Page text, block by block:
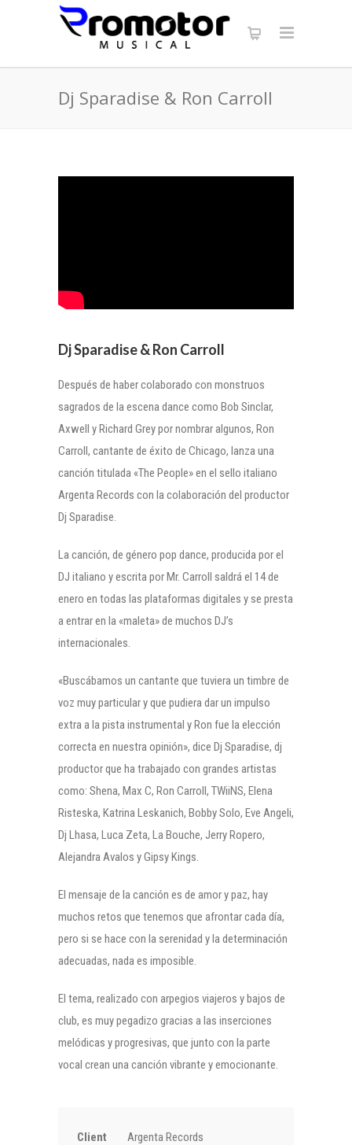
Dj Sparadise & Ron Carroll
Dj Sparadise & Ron Carroll
Después de haber colaborado con monstruos
sagrados de la escena dance como Bob Sinclar,
Axwell y Richard Grey por nombrar algunos, Ron
Carroll, cantante de éxito de Chicago, lanza una
canción titulada «The People» en el sello italiano
Argenta Records con la colaboración del productor
Dj Sparadise.
La canción, de género pop dance, producida por el
DJ italiano y escrita por Mr. Carroll saldrá el 14 de
enero en todas las plataformas digitales y se presta
a entrar en la «maleta» de muchos DJ’s
internacionales.
«Buscábamos un cantante que tuviera un timbre de
voz muy particular y que pudiera dar un impulso
extra a la pista instrumental y Ron fue la elección
correcta en nuestra opinión», dice Dj Sparadise, dj
productor que ha trabajado con grandes artistas
como: Shena, Max C, Ron Carroll, TWiiNS, Elena
Risteska, Katrina Leskanich, Bobby Solo, Eve Angeli,
Dj Lhasa, Luca Zeta, La Bouche, Jerry Ropero,
Alejandra Avalos y Gipsy Kings.
El mensaje de la canción es de amor y paz, hay
muchos retos que tenemos que afrontar cada día,
pero si se hace con la serenidad y la determinación
adecuadas, nada es imposible.
El tema, realizado con arpegios viajeros y bajos de
club, es muy pegadizo gracias a las inserciones
melódicas y progresivas, que junto con la parte
vocal crean una canción vibrante y emocionante.
Client Argenta Records